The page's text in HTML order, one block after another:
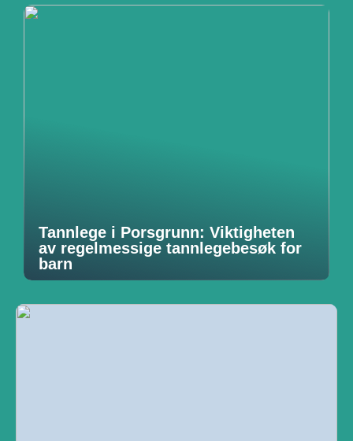
Tannlege i Porsgrunn: Viktigheten
av regelmessige tannlegebesøk for
barn